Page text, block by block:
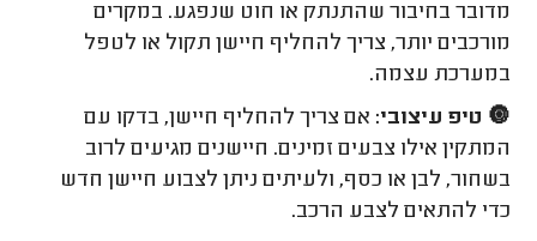
מדובר בחיבור שהתנתק או חוט שנפגע. במקרים
מורכבים יותר, צריך להחליף חיישן תקול או לטפל
במערכת עצמה.
🔘 טיפ עיצובי: אם צריך להחליף חיישן, בדקו עם
המתקין אילו צבעים זמינים. חיישנים מגיעים לרוב
בשחור, לבן או כסף, ולעיתים ניתן לצבוע חיישן חדש
כדי להתאים לצבע הרכב.